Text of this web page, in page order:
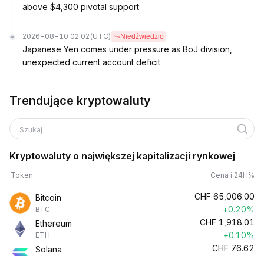
above $4,300 pivotal support
2026-08-10 02:02 (UTC) Niedźwiedzio
Japanese Yen comes under pressure as BoJ division,
unexpected current account deficit
Trendujące kryptowaluty
Szukaj
Kryptowaluty o największej kapitalizacji rynkowej
Token Cena i 24H%
Bitcoin
BTC
CHF 65,006.00
+0.20%
Ethereum
ETH
CHF 1,918.01
+0.10%
Solana
CHF 76.62